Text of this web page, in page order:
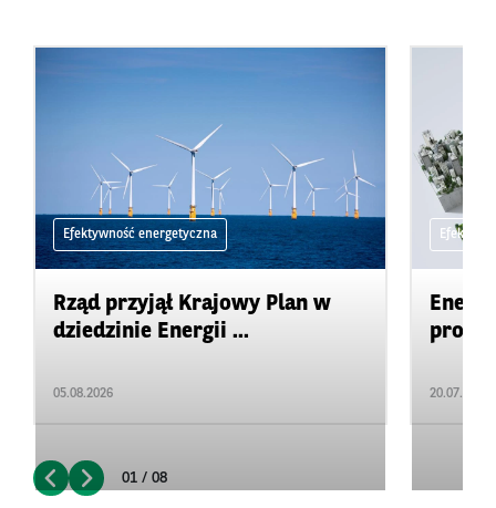
Efektywność energetyczna
Rząd przyjął Krajowy Plan w
dziedzinie Energii ...
05.08.2026 20.07.2026
01 / 08